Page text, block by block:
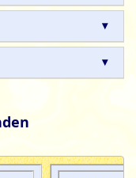
in Balance.
aus natürlichen